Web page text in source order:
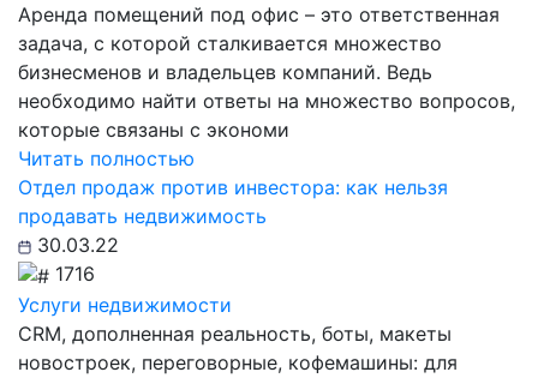
Аренда помещений под офис – это ответственная
задача, с которой сталкивается множество
бизнесменов и владельцев компаний. Ведь
необходимо найти ответы на множество вопросов,
которые связаны с экономи
Читать полностью
Отдел продаж против инвестора: как нельзя
продавать недвижимость
30.03.22
1716
Услуги недвижимости
CRM, дополненная реальность, боты, макеты
новостроек, переговорные, кофемашины: для